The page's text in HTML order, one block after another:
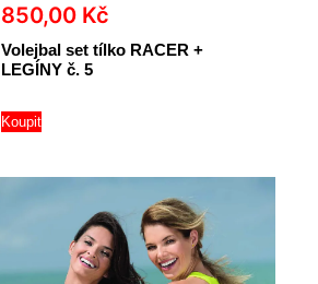
850,00 Kč
Volejbal set tílko RACER +
LEGÍNY č. 5
Koupit